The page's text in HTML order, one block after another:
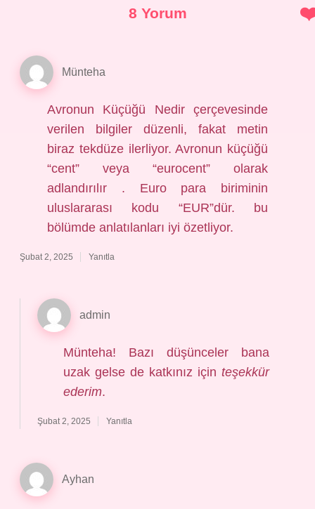
8 Yorum
Münteha
Avronun Küçüğü Nedir çerçevesinde
verilen bilgiler düzenli, fakat metin
biraz tekdüze ilerliyor. Avronun küçüğü
“cent” veya “eurocent” olarak
adlandırılır . Euro para biriminin
uluslararası kodu “EUR”dür. bu
bölümde anlatılanları iyi özetliyor.
Şubat 2, 2025 Yanıtla
admin
Münteha! Bazı düşünceler bana
uzak gelse de katkınız içinteşekkür
ederim.
Şubat 2, 2025 Yanıtla
Ayhan